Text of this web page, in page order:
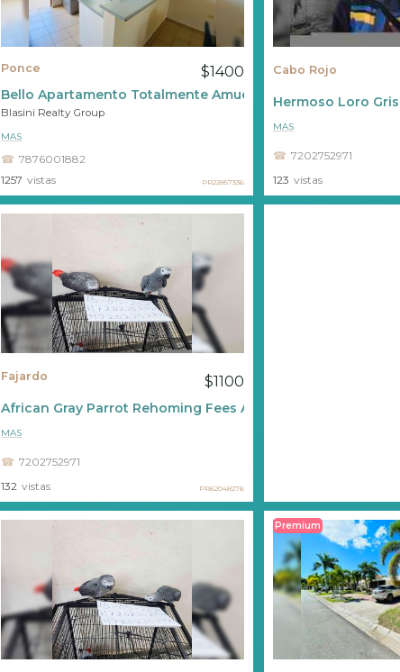
Ponce $1400
Bello Apartamento Totalmente Amueblado Y Equipado (apt.
Blasini Realty Group
7876001882
MAS
1257 vistas PR22857336
Cabo Rojo
Hermoso Loro Gris
7202752971
MAS
123 vistas
Fajardo $1100
African Gray Parrot Rehoming Fees And Purchase Prices
7202752971
MAS
132 vistas PR62048276
Premium